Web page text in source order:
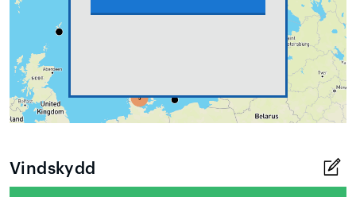
Vindskydd